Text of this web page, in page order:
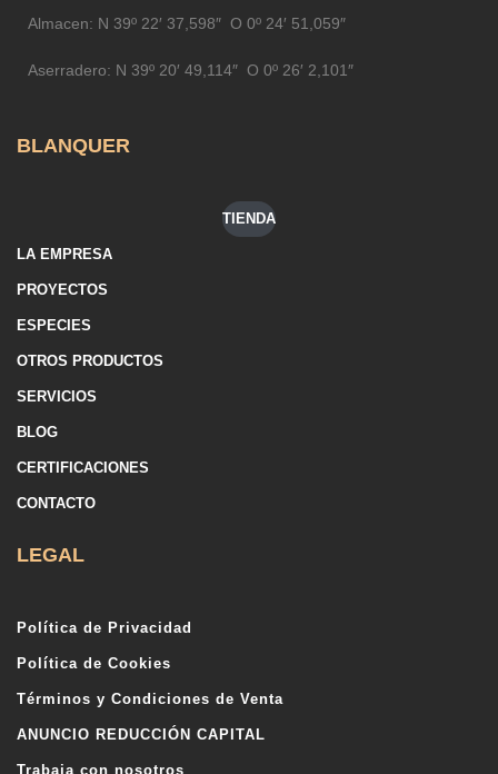
Almacen: N 39º 22′ 37,598″ O 0º 24′ 51,059″
Aserradero: N 39º 20′ 49,114″ O 0º 26′ 2,101″
BLANQUER
TIENDA
LA EMPRESA
PROYECTOS
ESPECIES
OTROS PRODUCTOS
SERVICIOS
BLOG
CERTIFICACIONES
CONTACTO
LEGAL
Política de Privacidad
Política de Cookies
Términos y Condiciones de Venta
ANUNCIO REDUCCIÓN CAPITAL
Trabaja con nosotros